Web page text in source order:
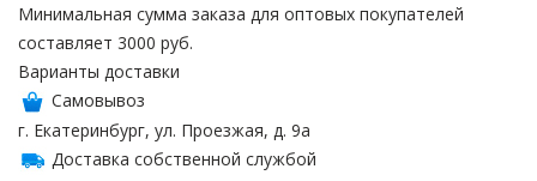
Минимальная сумма заказа для оптовых покупателей
составляет 3000 руб.
Варианты доставки
Самовывоз
г. Екатеринбург, ул. Проезжая, д. 9а
Доставка собственной службой